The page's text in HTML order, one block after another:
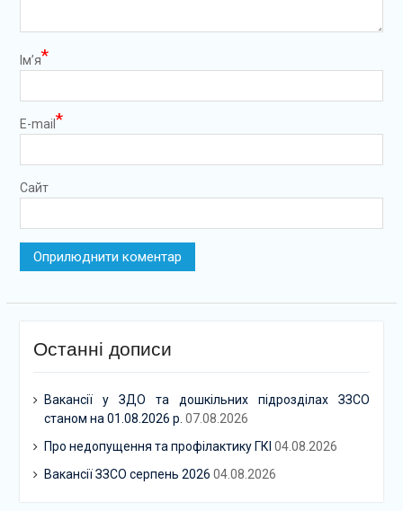
Ім’я*
E-mail*
Сайт
Останні дописи
Вакансії у ЗДО та дошкільних підрозділах ЗЗСО
станом на 01.08.2026 р. 07.08.2026
Про недопущення та профілактику ГКІ 04.08.2026
Вакансії ЗЗСО серпень 2026 04.08.2026